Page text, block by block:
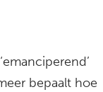
bepaalt hoe